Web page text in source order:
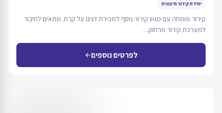
יחידת קירור חיצונית
קירור מומחה עם מגש קירור נוסף למכירת דגים על קרח. מתאים לחיבור
למערכת קירור מרחוק…
לפרטים נוספיםarrow_back